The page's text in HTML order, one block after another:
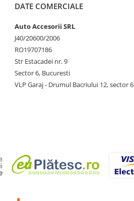
DATE COMERCIALE
Auto Accesorii SRL
J40/20600/2006
RO19707186
Str Estacadei nr. 9
Sector 6, Bucuresti
VLP Garaj - Drumul Bacriului 12, sector 6